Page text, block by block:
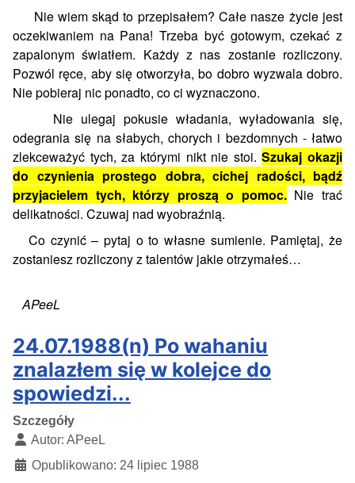
Nie wiem skąd to przepisałem? Całe nasze życie jest
oczekiwaniem na Pana! Trzeba być gotowym, czekać z
zapalonym światłem. Każdy z nas zostanie rozliczony.
Pozwól ręce, aby się otworzyła, bo dobro wyzwala dobro.
Nie pobieraj nic ponadto, co ci wyznaczono.
Nie ulegaj pokusie władania, wyładowania się,
odegrania się na słabych, chorych i bezdomnych - łatwo
zlekceważyć tych, za którymi nikt nie stoi.Szukaj okazji
do czynienia prostego dobra, cichej radości, bądź
przyjacielem tych, którzy proszą o pomoc.Nie trać
delikatności. Czuwaj nad wyobraźnią.
Co czynić – pytaj o to własne sumienie. Pamiętaj, że
zostaniesz rozliczony z talentów jakie otrzymałeś…
APeeL
24.07.1988(n) Po wahaniu
znalazłem się w kolejce do
spowiedzi...
Szczegóły
Autor: APeeL
Opublikowano: 24 lipiec 1988